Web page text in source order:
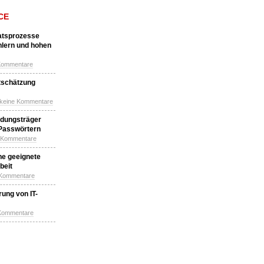
und hohen
Kommentare
geeignete
von IT-